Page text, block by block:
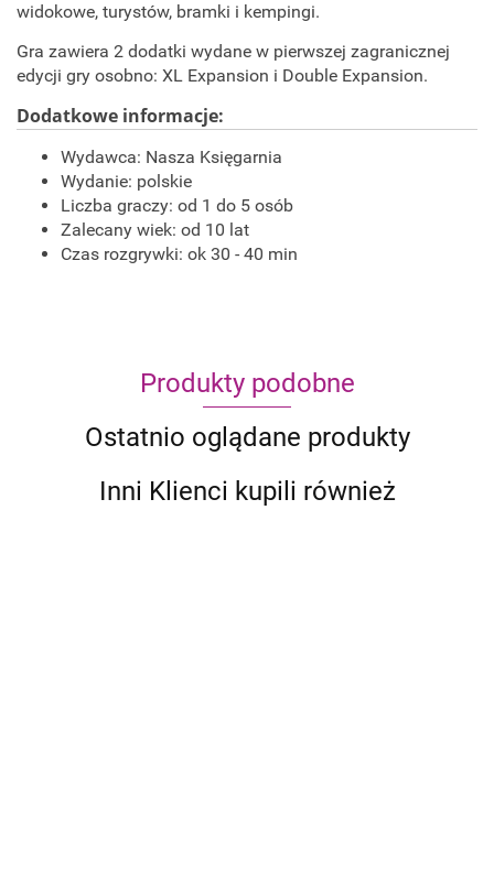
widokowe, turystów, bramki i kempingi.
Gra zawiera 2 dodatki wydane w pierwszej zagranicznej
edycji gry osobno: XL Expansion i Double Expansion.
Dodatkowe informacje:
Wydawca: Nasza Księgarnia
Wydanie: polskie
Liczba graczy: od 1 do 5 osób
Zalecany wiek: od 10 lat
Czas rozgrywki: ok 30 - 40 min
Produkty podobne
Ostatnio oglądane produkty
Inni Klienci kupili również